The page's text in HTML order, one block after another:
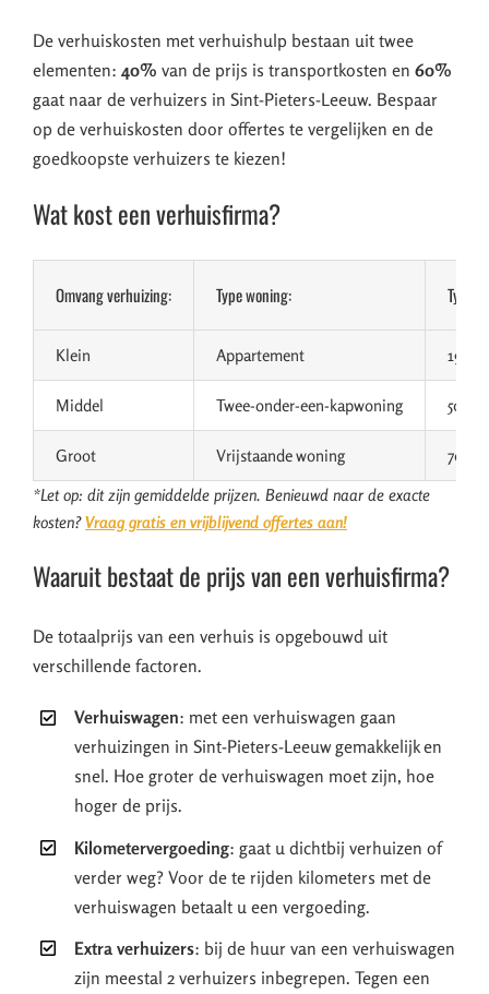
De verhuiskosten met verhuishulp bestaan uit twee
elementen: 40% van de prijs is transportkosten en 60%
gaat naar de verhuizers in Sint-Pieters-Leeuw. Bespaar
op de verhuiskosten door offertes te vergelijken en de
goedkoopste verhuizers te kiezen!
Wat kost een verhuisfirma?
Omvang verhuizing: Type woning: Type
Klein Appartement 19 m³
Middel Twee-onder-een-kapwoning 50 m³
Groot Vrijstaande woning
70 m³
*Let op: dit zijn gemiddelde prijzen. Benieuwd naar de exacte
kosten?Vraag gratis en vrijblijvend offertes aan!
Waaruit bestaat de prijs van een verhuisfirma?
De totaalprijs van een verhuis is opgebouwd uit
verschillende factoren.
Verhuiswagen: met een verhuiswagen gaan
verhuizingen in Sint-Pieters-Leeuw gemakkelijk en
snel. Hoe groter de verhuiswagen moet zijn, hoe
hoger de prijs.
Kilometervergoeding: gaat u dichtbij verhuizen of
verder weg? Voor de te rijden kilometers met de
verhuiswagen betaalt u een vergoeding.
Extra verhuizers: bij de huur van een verhuiswagen
zijn meestal 2 verhuizers inbegrepen. Tegen een